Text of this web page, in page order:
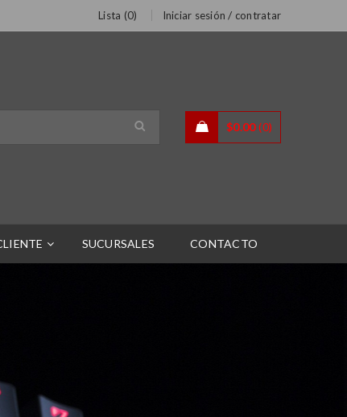
Lista (0) Iniciar sesión / contratar
$0.00 0
SUCURSALES CONTACTO